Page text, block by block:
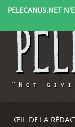
PELECANUS.NET
ŒIL DE LA